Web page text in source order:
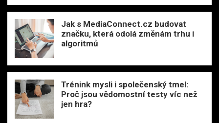
Jak s MediaConnect.cz budovat
značku, která odolá změnám trhu i
algoritmů
Trénink mysli i společenský tmel:
Proč jsou vědomostní testy víc než
jen hra?